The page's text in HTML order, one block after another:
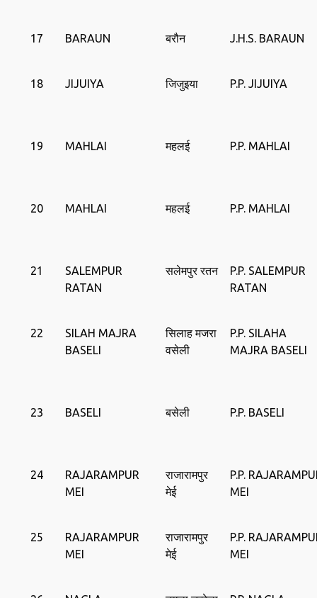
17 BARAUN बरौन J.H.S. BARAUN
18 JIJUIYA जिजुइया P.P. JIJUIYA
19 MAHLAI महलई P.P. MAHLAI
20 MAHLAI महलई P.P. MAHLAI
21
SALEMPUR
RATAN
सलेमपुर रतन
P.P. SALEMPUR
RATAN
22
SILAH MAJRA
BASELI
सिलाह मजरा
वसेली
P.P. SILAHA
MAJRA BASELI
23 BASELI बसेली P.P. BASELI
24
RAJARAMPUR
MEI
राजारामपुर
मेई
P.P.
MEI
25
RAJARAMPUR
MEI
राजारामपुर
मेई
P.P.
MEI